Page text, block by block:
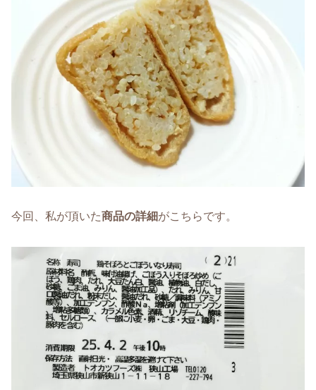
今回、私が頂いた商品の詳細がこちらです。